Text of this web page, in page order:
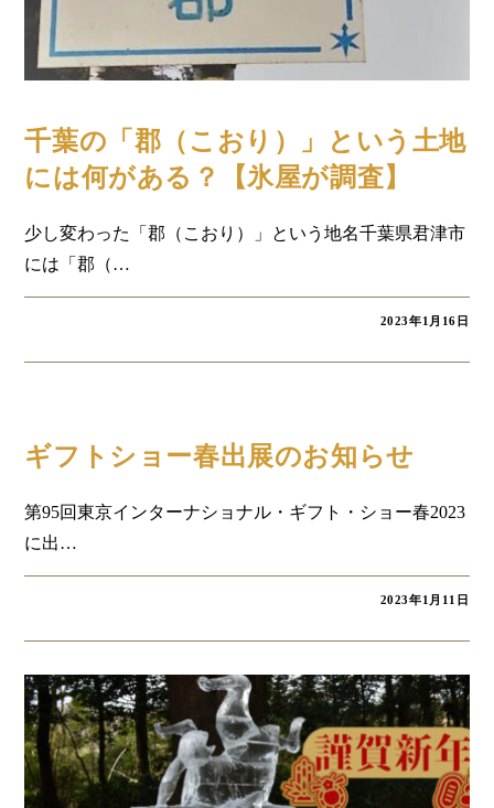
千葉の「郡（こおり）」という土地
には何がある？【氷屋が調査】
少し変わった「郡（こおり）」という地名千葉県君津市
には「郡（…
2023年1月16日
ギフトショー春出展のお知らせ
第95回東京インターナショナル・ギフト・ショー春2023
に出…
2023年1月11日